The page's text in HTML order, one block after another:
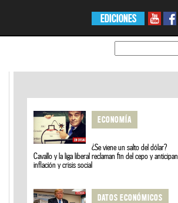
EDICIONES
ECONOMÍA
¿Se viene un salto del dólar?
Cavallo y la liga liberal reclaman fin del cepo y anticipan
inflación y crisis social
DATOS ECONÓMICOS